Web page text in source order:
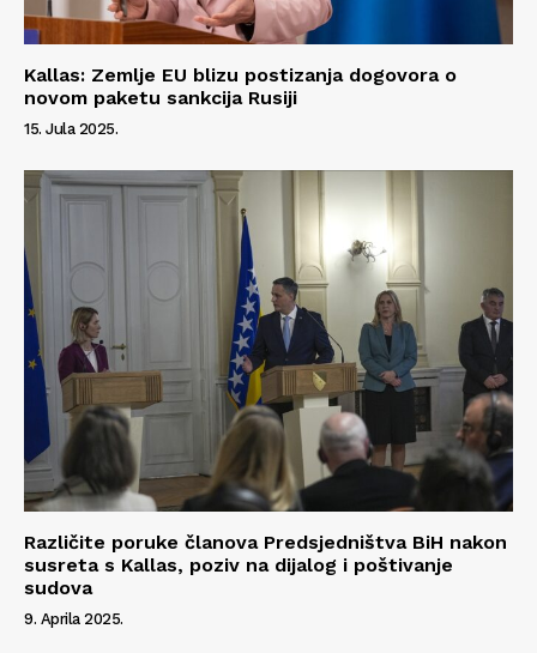
Kallas: Zemlje EU blizu postizanja dogovora o
novom paketu sankcija Rusiji
15. Jula 2025.
Različite poruke članova Predsjedništva BiH nakon
susreta s Kallas, poziv na dijalog i poštivanje
sudova
9. Aprila 2025.